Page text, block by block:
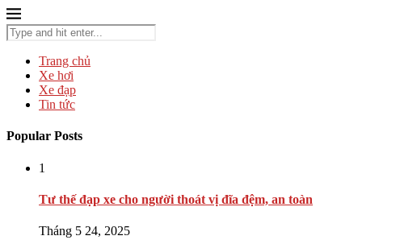
Trang chủ
Xe hơi
Xe đạp
Tin tức
Popular Posts
1
Tư thế đạp xe cho người thoát vị đĩa đệm, an toàn
Tháng 5 24, 2025